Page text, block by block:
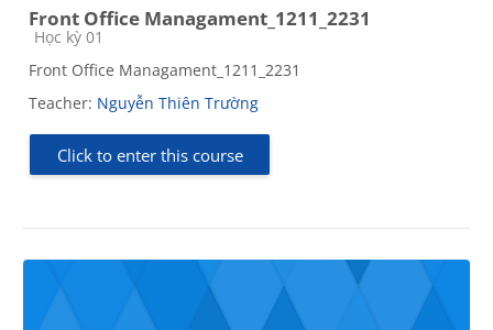
Front Office Managament_1211_2231
Course category
Học kỳ 01
Front Office Managament_1211_2231
Teacher: Nguyễn Thiên Trường
Click to enter this course